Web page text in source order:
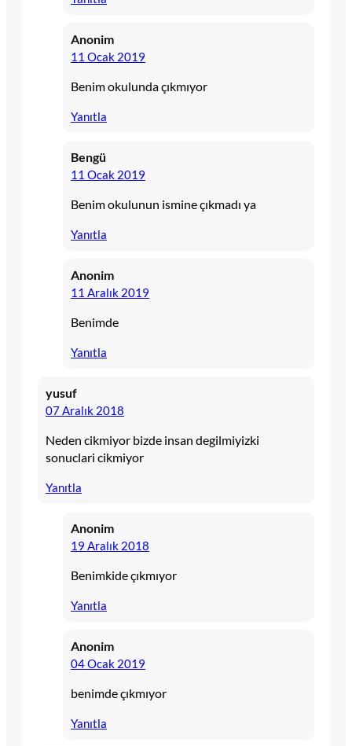
Anonim
11 Ocak 2019
Benim okulunda çıkmıyor
Yanıtla
Bengü
11 Ocak 2019
Benim okulunun ismine çıkmadı ya
Yanıtla
Anonim
11 Aralık 2019
Benimde
Yanıtla
yusuf
07 Aralık 2018
Neden cikmiyor bizde insan degilmiyizki
sonuclari cikmiyor
Yanıtla
Anonim
19 Aralık 2018
Benimkide çıkmıyor
Yanıtla
Anonim
04 Ocak 2019
benimde çıkmıyor
Yanıtla